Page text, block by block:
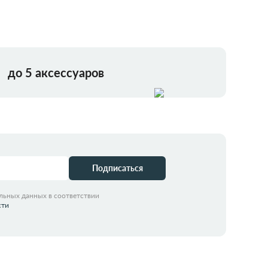
до 5 аксессуаров
Подписаться
данных в соответствии